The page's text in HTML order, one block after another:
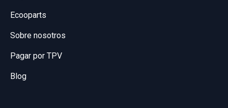
Ecooparts
Sobre nosotros
Pagar por TPV
Blog